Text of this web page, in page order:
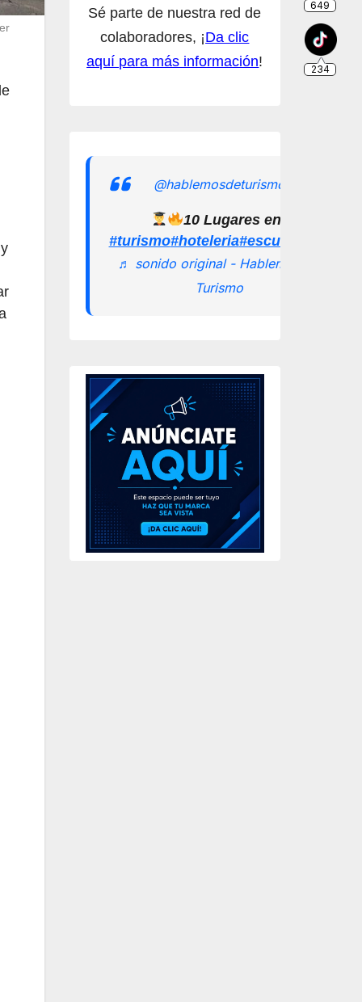
Sé parte de nuestra red de
colaboradores, ¡Da clic
aquí para más información!
@hablemosdeturismomx
10 Lugares en los que
#turismo#hoteleria
♬ sonido original - Hablemos de
Turismo